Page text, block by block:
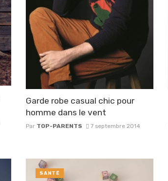
Garde robe casual chic pour
homme dans le vent
Par TOP-PARENTS 7 septembre 2014
SANTÉ